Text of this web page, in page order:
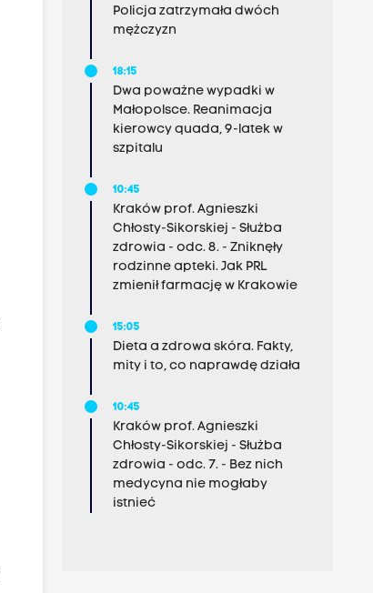
Policja zatrzymała dwóch
mężczyzn
18:15
Dwa poważne wypadki w
Małopolsce. Reanimacja
kierowcy quada, 9-latek w
szpitalu
10:45
Kraków prof. Agnieszki
Chłosty-Sikorskiej - Służba
zdrowia - odc. 8. - Zniknęły
rodzinne apteki. Jak PRL
zmienił farmację w Krakowie
15:05
Dieta a zdrowa skóra. Fakty,
mity i to, co naprawdę działa
10:45
Kraków prof. Agnieszki
Chłosty-Sikorskiej - Służba
zdrowia - odc. 7. - Bez nich
medycyna nie mogłaby
istnieć